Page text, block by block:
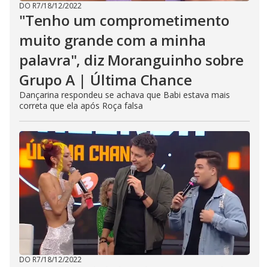
DO R7/18/12/2022
"Tenho um comprometimento
muito grande com a minha
palavra", diz Moranguinho sobre
Grupo A | Última Chance
Dançarina respondeu se achava que Babi estava mais
correta que ela após Roça falsa
DO R7/18/12/2022